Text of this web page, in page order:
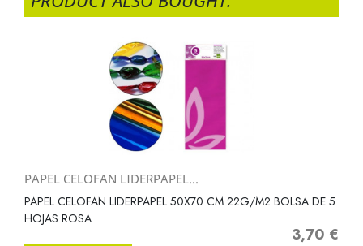
PAPEL CELOFAN LIDERPAPEL...
PAPEL CELOFAN LIDERPAPEL 50X70 CM 22G/M2 BOLSA DE 5
HOJAS ROSA
Precio
3,70 €